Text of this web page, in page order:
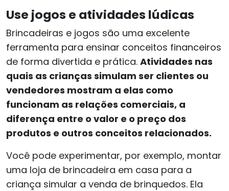
Use jogos e atividades lúdicas
Brincadeiras e jogos são uma excelente
ferramenta para ensinar conceitos financeiros
de forma divertida e prática. Atividades nas
quais as crianças simulam ser clientes ou
vendedores mostram a elas como
funcionam as relações comerciais, a
diferença entre o valor e o preço dos
produtos e outros conceitos relacionados.
Você pode experimentar, por exemplo, montar
uma loja de brincadeira em casa para a
criança simular a venda de brinquedos. Ela